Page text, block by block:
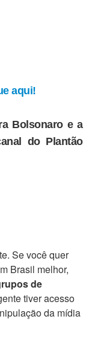
aqui!
Bolsonaro e a
do Plantão
Se você quer
Brasil melhor,
de
tiver acesso
da mídia